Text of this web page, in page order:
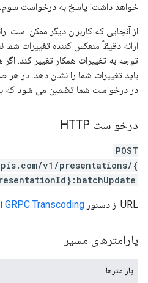
خواهد داشت: پاسخ به درخواست سوم،
از آنجایی که کاربران دیگر ممکن است
ارائه دقیقاً منعکس کننده تغییرات
توجه به تغییرات همکار تغییر کند. اگر
باید تغییرات شما را نشان دهد. در
در درخواست شما تضمین می شود که
درخواست HTTP
POST
v1/presentations/{
URL از دستور GRPC Transcoding
پارامترهای مسیر
پارامترها